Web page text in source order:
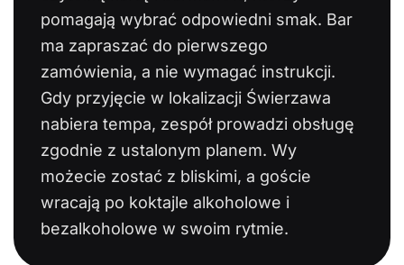
pomagają wybrać odpowiedni smak. Bar
ma zapraszać do pierwszego
zamówienia, a nie wymagać instrukcji.
Gdy przyjęcie w lokalizacji Świerzawa
nabiera tempa, zespół prowadzi obsługę
zgodnie z ustalonym planem. Wy
możecie zostać z bliskimi, a goście
wracają po koktajle alkoholowe i
bezalkoholowe w swoim rytmie.